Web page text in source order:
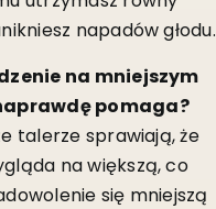
napadów głodu.
na mniejszym
pomaga?
talerze sprawiają, że
na większą, co
się mniejszą